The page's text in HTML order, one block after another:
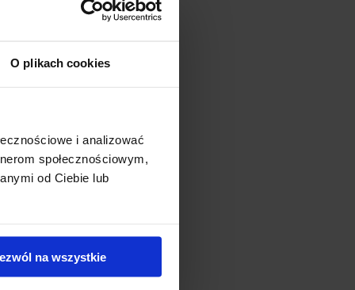
O plikach cookies
i analizować
społecznościowym,
od Ciebie lub
na wszystkie
- sie werden
haben einen